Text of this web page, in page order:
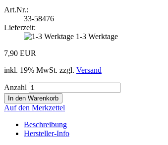
Art.Nr.:
33-58476
Lieferzeit:
1-3 Werktage
7,90 EUR
inkl. 19% MwSt. zzgl. Versand
Anzahl
Auf den Merkzettel
Beschreibung
Hersteller-Info